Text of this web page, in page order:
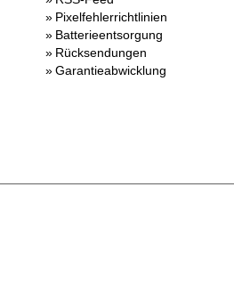
Pixelfehlerrichtlinien
Batterieentsorgung
Rücksendungen
Garantieabwicklung